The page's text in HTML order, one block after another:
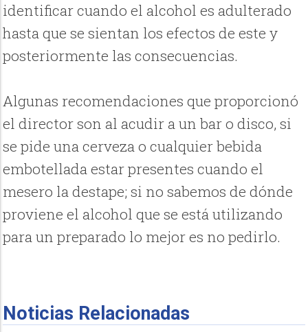
identificar cuando el alcohol es adulterado
hasta que se sientan los efectos de este y
posteriormente las consecuencias.
Algunas recomendaciones que proporcionó
el director son al acudir a un bar o disco, si
se pide una cerveza o cualquier bebida
embotellada estar presentes cuando el
mesero la destape; si no sabemos de dónde
proviene el alcohol que se está utilizando
para un preparado lo mejor es no pedirlo.
Noticias Relacionadas